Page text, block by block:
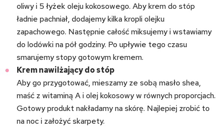
oliwy i 5 łyżek oleju kokosowego. Aby krem do stóp
ładnie pachniał, dodajemy kilka kropli olejku
zapachowego. Następnie całość miksujemy i wstawiamy
do lodówki na pół godziny. Po upływie tego czasu
smarujemy stopy gotowym kremem.
Krem nawilżający do stóp
Aby go przygotować, mieszamy ze sobą masło shea,
maść z witaminą A i olej kokosowy w równych proporcjach.
Gotowy produkt nakładamy na skórę. Najlepiej zrobić to
na noc i założyć skarpety.